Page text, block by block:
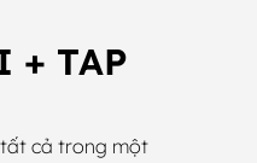
+ TAP
cả trong một